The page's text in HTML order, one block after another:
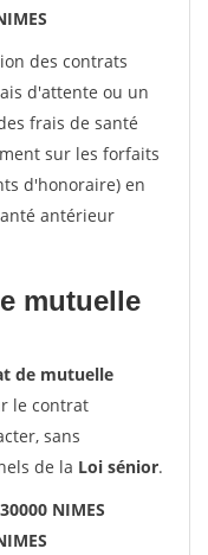
des contrats
d'attente ou un
frais de santé
sur les forfaits
d'honoraire) en
antérieur
mutuelle
de mutuelle
le contrat
sans
de la Loi sénior.
NIMES